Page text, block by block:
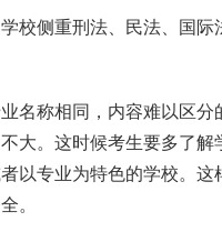
校侧重刑法、民法、国
名称相同，内容难以区
大。这时候考生要多了
以专业为特色的学校。
。